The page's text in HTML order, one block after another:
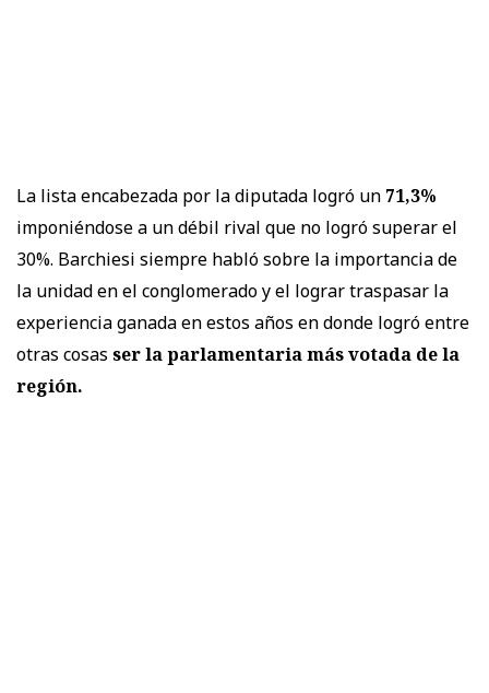
La lista encabezada por la diputada logró un 71,3%
imponiéndose a un débil rival que no logró superar el
30%. Barchiesi siempre habló sobre la importancia de
la unidad en el conglomerado y el lograr traspasar la
experiencia ganada en estos años en donde logró entre
otras cosas ser la parlamentaria más votada de la
región.